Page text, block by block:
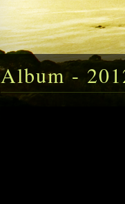
Album -